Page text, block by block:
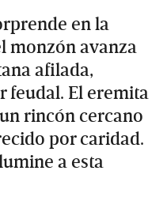
en la
monzón avanza
afilada,
feudal. El eremita
rincón cercano
por caridad.
a esta